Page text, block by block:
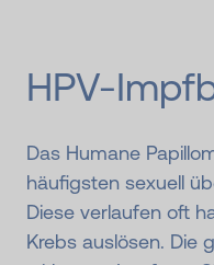
HPV-
Das Humane
häufigsten sexuell
Diese verlaufen oft
Krebs auslösen. Die